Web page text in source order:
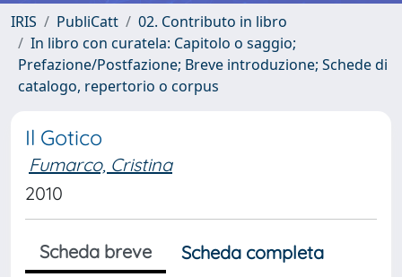
IRIS PubliCatt
02. Contributo in libro
In libro con curatela: Capitolo o saggio;
Prefazione/Postfazione; Breve introduzione; Schede di
catalogo, repertorio o corpus
Il Gotico
Fumarco, Cristina
2010
Scheda breve
Scheda completa